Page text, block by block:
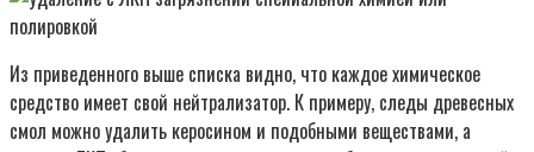
Из приведенного выше списка видно, что каждое химическое
средство имеет свой нейтрализатор. К примеру, следы древесных
смол можно удалить керосином и подобными веществами, а